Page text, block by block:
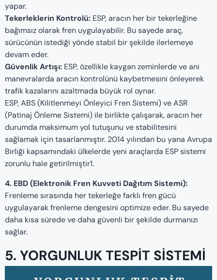
yapar.
Tekerleklerin Kontrolü: ESP, aracın her bir tekerleğine
bağımsız olarak fren uygulayabilir. Bu sayede araç,
sürücünün istediği yönde stabil bir şekilde ilerlemeye
devam eder.
Güvenlik Artışı: ESP, özellikle kaygan zeminlerde ve ani
manevralarda aracın kontrolünü kaybetmesini önleyerek
trafik kazalarını azaltmada büyük rol oynar.
ESP, ABS (Kilitlenmeyi Önleyici Fren Sistemi) ve ASR
(Patinaj Önleme Sistemi) ile birlikte çalışarak, aracın her
durumda maksimum yol tutuşunu ve stabilitesini
sağlamak için tasarlanmıştır. 2014 yılından bu yana Avrupa
Birliği kapsamındaki ülkelerde yeni araçlarda ESP sistemi
zorunlu hale getirilmiştir1.
4. EBD (Elektronik Fren Kuvveti Dağıtım Sistemi):
Frenleme sırasında her tekerleğe farklı fren gücü
uygulayarak frenleme dengesini optimize eder. Bu sayede
daha kısa sürede ve daha güvenli bir şekilde durmanızı
sağlar.
5. YORGUNLUK TESPIT SISTEMI